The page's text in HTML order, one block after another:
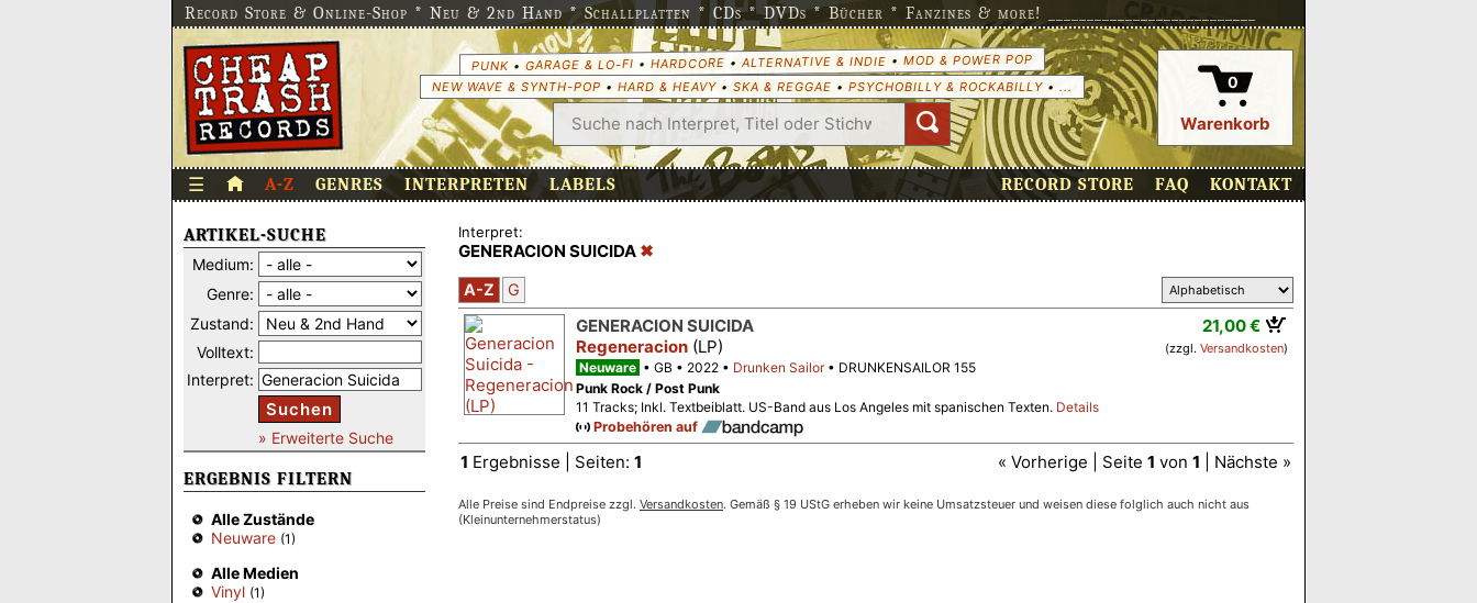
Record Store & Online-Shop * Neu & 2nd Hand * Schallplatten * CDs * DVDs * Bücher * Fanzines & more! ___________________________
PUNK• GARAGE & LO-FI • HARDCORE • ALTERNATIVE & INDIE • MOD & POWER POP
NEW WAVE & SYNTH-POP • HARD & HEAVY• SKA & REGGAE • PSYCHOBILLY & ROCKABILLY• ... 0
Warenkorb
☰ A-Z GENRES INTERPRETEN LABELS RECORD STORE FAQ KONTAKT
ARTIKEL-SUCHE
Medium:
Genre:
Zustand:
Volltext:
Interpret:
Suchen
» Erweiterte Suche
ERGEBNIS FILTERN
Alle Zustände
Neuware (1)
Alle Medien
Vinyl (1)
Interpret:
GENERACION SUICIDA
A-Z G
21,00 €
(zzgl. Versandkosten)
GENERACION SUICIDA
Regeneracion (LP)
Neuware GB 2022 Drunken Sailor
DRUNKENSAILOR 155
Punk Rock / Post Punk
11 Tracks; Inkl. Textbeiblatt. US-Band aus Los Angeles mit spanischen Texten. Details
Probehören auf
1 Ergebnisse | Seiten: 1 « Vorherige | Seite 1 von 1 | Nächste »
Alle Preise sind Endpreise zzgl. Versandkosten. Gemäß § 19 UStG erheben wir keine Umsatzsteuer und weisen diese folglich auch nicht aus
(Kleinunternehmerstatus)